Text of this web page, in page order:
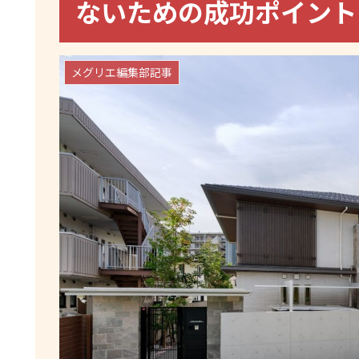
ないための成功ポイン
メグリエ編集部記事